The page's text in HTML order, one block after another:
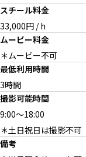
スチール料金
33,000円 / h
ムービー料金
＊ムービー不可
最低利用時間
3時間
撮影可能時間
9:00～18:00
＊土日祝日は撮影不可
備考